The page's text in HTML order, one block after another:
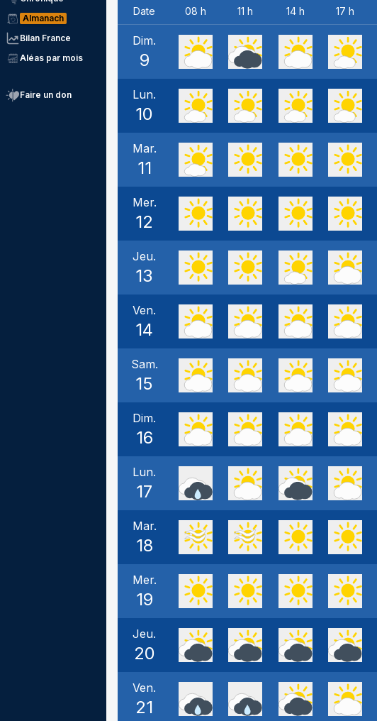
Almanach
Bilan France
Aléas par mois
Faire un don
Date 08 h 11 h 14 h 17 h
Dim.
9
Lun.
10
Mar.
11
Mer.
12
Jeu.
13
Ven.
14
Sam.
15
Dim.
16
Lun.
17
Mar.
18
Mer.
19
Jeu.
20
Ven.
21